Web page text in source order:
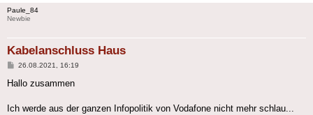
Paule_84
Newbie
Kabelanschluss Haus
Beitrag
26.08.2021, 16:19
Hallo zusammen
Ich werde aus der ganzen Infopolitik von Vodafone nicht mehr schlau...